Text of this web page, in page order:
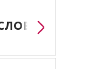
РАБОТЫ